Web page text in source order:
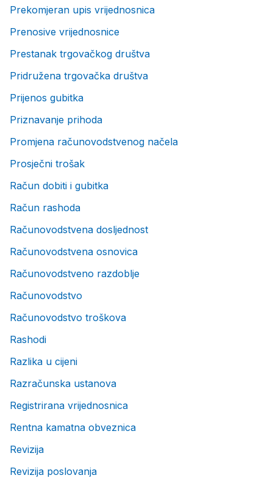
Prekomjeran upis vrijednosnica
Prenosive vrijednosnice
Prestanak trgovačkog društva
Pridružena trgovačka društva
Prijenos gubitka
Priznavanje prihoda
Promjena računovodstvenog načela
Prosječni trošak
Račun dobiti i gubitka
Račun rashoda
Računovodstvena dosljednost
Računovodstvena osnovica
Računovodstveno razdoblje
Računovodstvo
Računovodstvo troškova
Rashodi
Razlika u cijeni
Razračunska ustanova
Registrirana vrijednosnica
Rentna kamatna obveznica
Revizija
Revizija poslovanja